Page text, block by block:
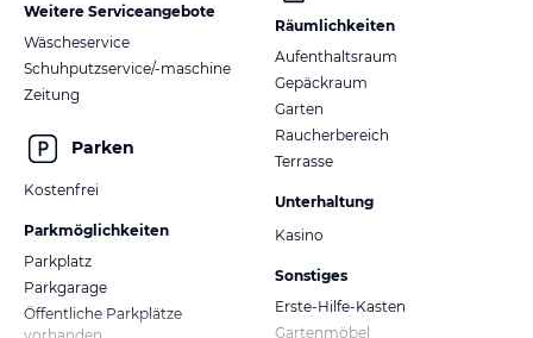
Weitere Serviceangebote
Wäscheservice
Schuhputzservice/-maschine
Zeitung
Parken
Kostenfrei
Parkmöglichkeiten
Parkplatz
Parkgarage
Öffentliche Parkplätze
Räumlichkeiten
Aufenthaltsraum
Gepäckraum
Garten
Raucherbereich
Terrasse
Unterhaltung
Kasino
Sonstiges
Erste-Hilfe-Kasten
Gartenmöbel